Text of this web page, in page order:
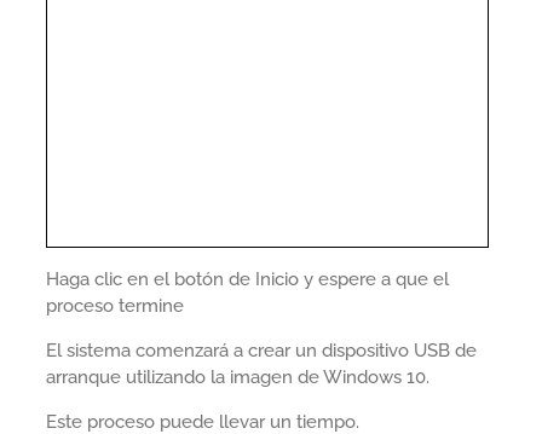
Haga clic en el botón de Inicio y espere a que el
proceso termine
El sistema comenzará a crear un dispositivo USB de
arranque utilizando la imagen de Windows 10.
Este proceso puede llevar un tiempo.